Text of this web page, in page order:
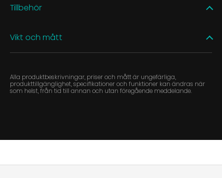
Tillbehör
Vikt och mått
Alla produktbeskrivningar, priser och mått är ungefärliga,
produkttillgänglighet, specifikationer och funktioner kan ändras när
som helst, från tid till annan och utan föregående meddelande.